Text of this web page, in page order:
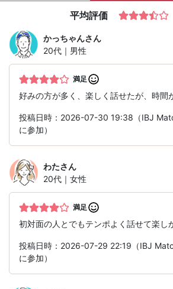
平均評価
かっちゃんさん
20代｜男性
満足
好みの方が多く、楽しく話せたが、時間
投稿日時：2026-07-30 19:38（IBJ
に参加）
わたさん
20代｜女性
満足
初対面の人とでもテンポよく話せて楽し
投稿日時：2026-07-29 22:19（IBJ
に参加）